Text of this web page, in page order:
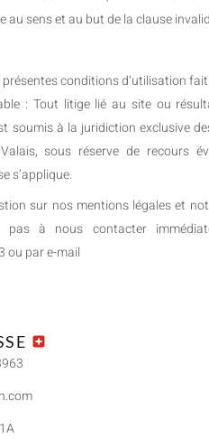
sens et au but de la clause
conditions d’utilisation
: Tout litige lié au site ou
soumis à la juridiction exclusive
sous réserve de recours
s’applique.
sur nos mentions légales et
pas à nous contacter
ou par e-mail